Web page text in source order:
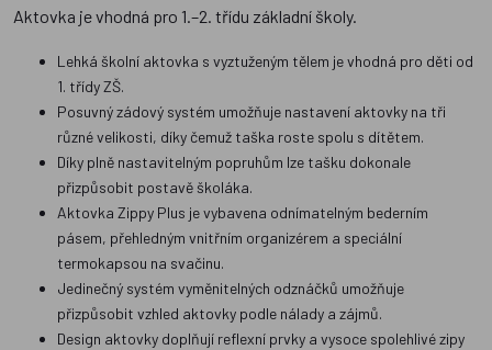
Aktovka je vhodná pro 1.–2. třídu základní školy.
Lehká školní aktovka s vyztuženým tělem je vhodná pro děti od
1. třídy ZŠ.
Posuvný zádový systém umožňuje nastavení aktovky na tři
různé velikosti, díky čemuž taška roste spolu s dítětem.
Díky plně nastavitelným popruhům lze tašku dokonale
přizpůsobit postavě školáka.
Aktovka Zippy Plus je vybavena odnímatelným bederním
pásem, přehledným vnitřním organizérem a speciální
termokapsou na svačinu.
Jedinečný systém vyměnitelných odznáčků umožňuje
přizpůsobit vzhled aktovky podle nálady a zájmů.
Design aktovky doplňují reflexní prvky a vysoce spolehlivé zipy